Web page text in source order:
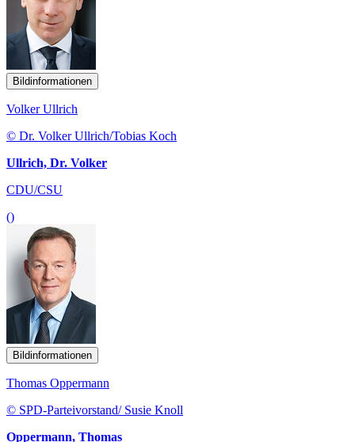
Bildinformationen
Volker Ullrich
© Dr. Volker Ullrich/Tobias Koch
Ullrich, Dr. Volker
CDU/CSU
()
Bildinformationen
Thomas Oppermann
© SPD-Parteivorstand/ Susie Knoll
Oppermann, Thomas